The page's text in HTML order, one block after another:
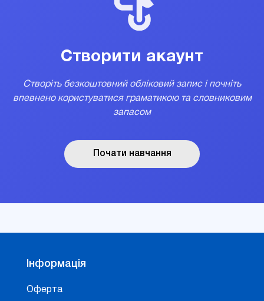
Створити акаунт
Створіть безкоштовний обліковий запис і почніть
впевнено користуватися граматикою та словниковим
запасом
Почати навчання
Інформація
Оферта